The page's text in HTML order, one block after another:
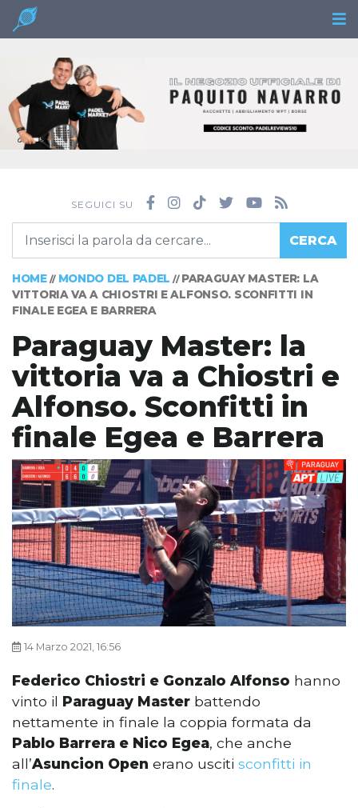
SEGUICI SU
CERCA
HOME// MONDO DEL PADEL // PARAGUAY MASTER: LA
VITTORIA VA A CHIOSTRI E ALFONSO. SCONFITTI IN
FINALE EGEA E BARRERA
Paraguay Master: la
vittoria va a Chiostri e
Alfonso. Sconfitti in
finale Egea e Barrera
14 Marzo 2021, 16:56
Federico Chiostri e Gonzalo Alfonso hanno
vinto il Paraguay Master battendo
nettamente in finale la coppia formata da
Pablo Barrera e Nico Egea, che anche
all’Asuncion Open erano usciti sconfitti in
finale.